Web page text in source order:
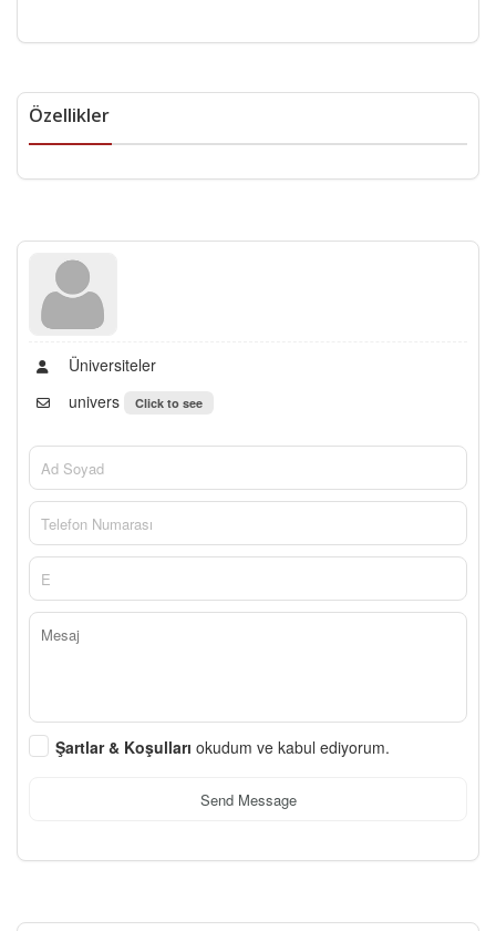
Özellikler
Üniversiteler
univers
Click to see
Şartlar & Koşulları okudum ve kabul ediyorum.
Send Message